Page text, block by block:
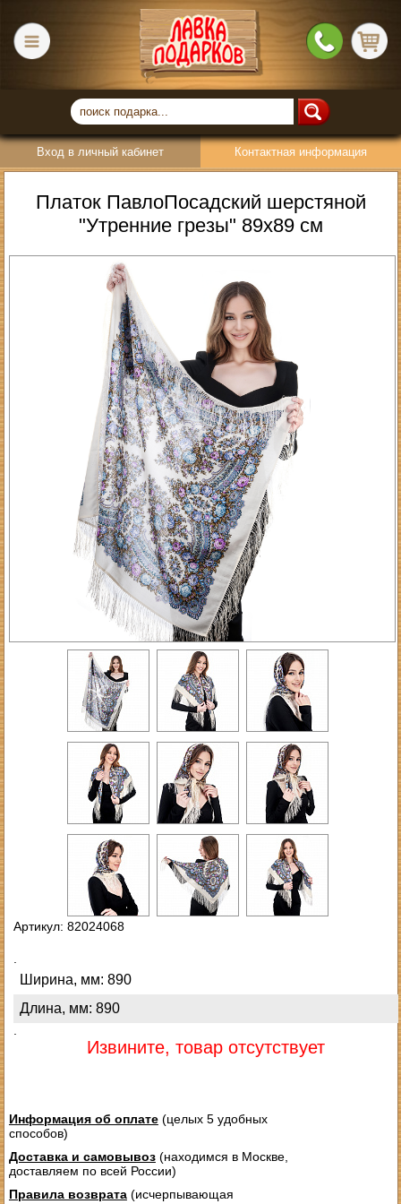
Вход в личный кабинет Контактная информация
Платок ПавлоПосадский шерстяной
"Утренние грезы" 89х89 см
Артикул: 82024068
Ширина, мм: 890
Длина, мм: 890
Извините, товар отсутствует
Информация об оплате(целых 5 удобных
способов)
Доставка и самовывоз(находимся в Москве,
доставляем по всей России)
Правила возврата(исчерпывающая